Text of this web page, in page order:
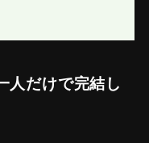
人だけで完結し